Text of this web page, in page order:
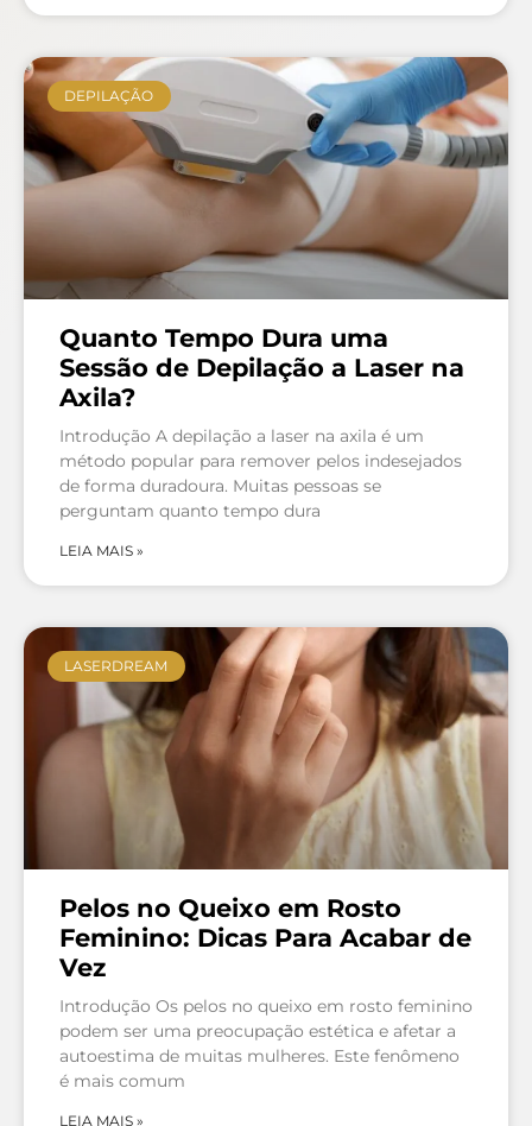
DEPILAÇÃO
Quanto Tempo Dura uma
Sessão de Depilação a Laser na
Axila?
Introdução A depilação a laser na axila é um
método popular para remover pelos indesejados
de forma duradoura. Muitas pessoas se
perguntam quanto tempo dura
LEIA MAIS »
LASERDREAM
Pelos no Queixo em Rosto
Feminino: Dicas Para Acabar de
Vez
Introdução Os pelos no queixo em rosto feminino
podem ser uma preocupação estética e afetar a
autoestima de muitas mulheres. Este fenômeno
é mais comum
LEIA MAIS »